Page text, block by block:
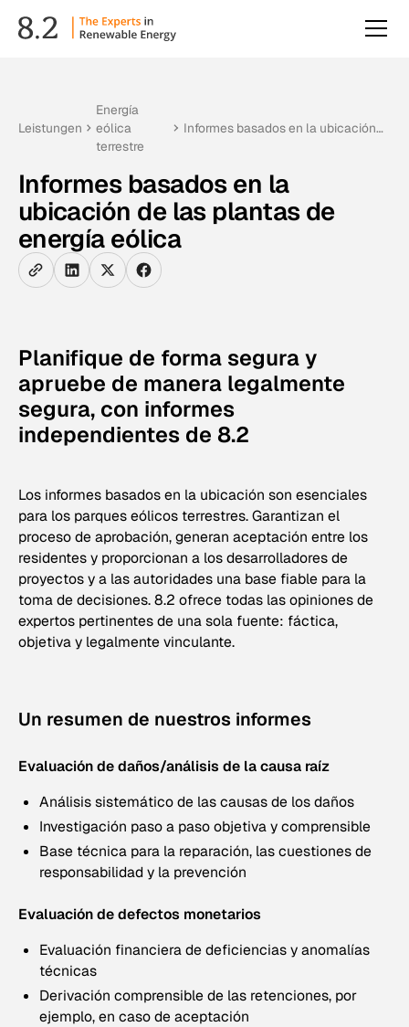
Leistungen
Energía
eólica
terrestre
Informes basados en la ubicación
Informes basados en la
ubicación de las plantas de
energía eólica
Planifique de forma segura y
apruebe de manera legalmente
segura, con informes
independientes de 8.2
Los informes basados en la ubicación son esenciales
para los parques eólicos terrestres. Garantizan el
proceso de aprobación, generan aceptación entre los
residentes y proporcionan a los desarrolladores de
proyectos y a las autoridades una base fiable para la
toma de decisiones. 8.2 ofrece todas las opiniones de
expertos pertinentes de una sola fuente: fáctica,
objetiva y legalmente vinculante.
Un resumen de nuestros informes
Evaluación de daños/análisis de la causa raíz
Análisis sistemático de las causas de los daños
Investigación paso a paso objetiva y comprensible
Base técnica para la reparación, las cuestiones de
responsabilidad y la prevención
Evaluación de defectos monetarios
Evaluación financiera de deficiencias y anomalías
técnicas
Derivación comprensible de las retenciones, por
ejemplo, en caso de aceptación